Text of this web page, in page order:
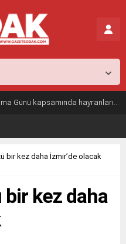
Tuğba Ünal, Dünya Sarılma Günü kapsamında hayranlarıyla buluştu
bir kez daha İzmir’de olacak
bir kez daha